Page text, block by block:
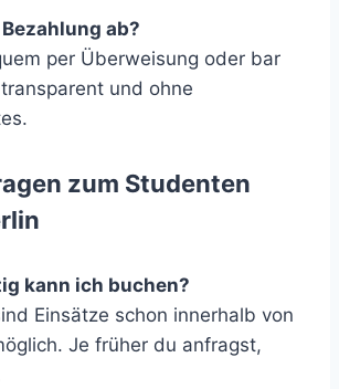
ab?
per Überweisung oder bar
und ohne
zum Studenten
kann ich buchen?
Einsätze schon innerhalb von
Je früher du anfragst,